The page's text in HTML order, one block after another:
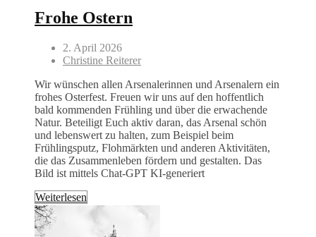
Frohe Ostern
2. April 2026
Christine Reiterer
Wir wünschen allen Arsenalerinnen und Arsenalern ein
frohes Osterfest. Freuen wir uns auf den hoffentlich
bald kommenden Frühling und über die erwachende
Natur. Beteiligt Euch aktiv daran, das Arsenal schön
und lebenswert zu halten, zum Beispiel beim
Frühlingsputz, Flohmärkten und anderen Aktivitäten,
die das Zusammenleben fördern und gestalten. Das
Bild ist mittels Chat-GPT KI-generiert
Weiterlesen